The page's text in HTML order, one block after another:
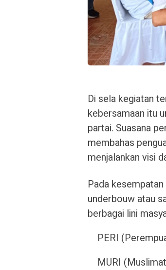
Di sela kegiatan
kebersamaan itu
partai. Suasana
membahas
menjalankan visi
Pada
underbouw atau
berbagai lini
PERI
MURI